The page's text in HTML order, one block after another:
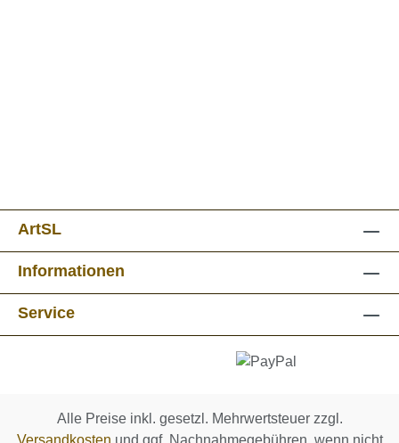
ArtSL
Informationen
Service
Alle Preise inkl. gesetzl. Mehrwertsteuer zzgl.
Versandkosten und ggf. Nachnahmegebühren, wenn nicht